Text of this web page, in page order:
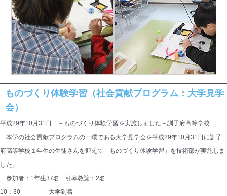
ものづくり体験学習（社会貢献プログラム：大学見学
会）
平成29年10月31日 －ものづくり体験学習を実施しました－訓子府高等学校
本学の社会貢献プログラムの一環である大学見学会を平成29年10月31日に訓子
府高等学校１年生の生徒さんを迎えて「ものづくり体験学習」を技術部が実施しま
した。
参加者：1年生37名 引率教諭：2名
10：30 	　　　　大学到着